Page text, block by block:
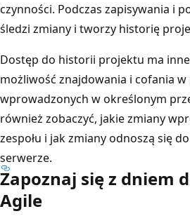
czynności. Podczas zapisywania i
śledzi zmiany i tworzy historię
Dostęp do historii projektu ma
możliwość znajdowania i cofania
wprowadzonych w określonym
również zobaczyć, jakie zmiany
zespołu i jak zmiany odnoszą się
serwerze.
Zapoznaj się z dniem
Agile